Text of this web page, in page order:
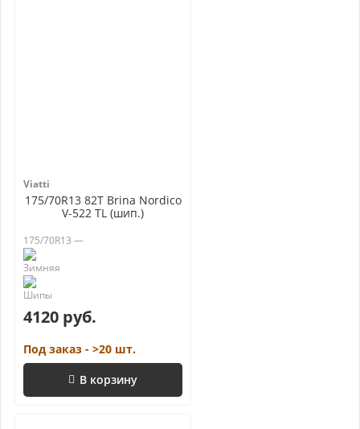
Viatti
175/70R13 82T Brina Nordico
V-522 TL (шип.)
175/70R13 —
4120 руб.
Под заказ - >20 шт.
В корзину